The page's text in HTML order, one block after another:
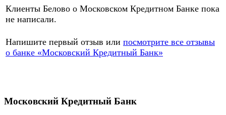
Клиенты Белово о Московском Кредитном Банке пока
не написали.
Напишите первый отзыв или посмотрите все отзывы
о банке «Московский Кредитный Банк»
Московский Кредитный Банк